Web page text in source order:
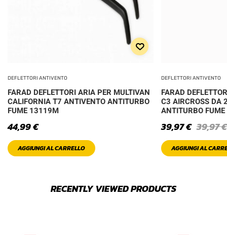
DEFLETTORI ANTIVENTO
FARAD DEFLETTORI ARIA PER MULTIVAN
CALIFORNIA T7 ANTIVENTO ANTITURBO
FUME 13119M
44,99€
AGGIUNGI AL CARRELLO
DEFLETTORI ANTIVENTO
FARAD
C3 AIRCROSS DA
ANTITURBO FUME
39,97€
39,97€
AGGIUNGI AL
RECENTLY VIEWED PRODUCTS